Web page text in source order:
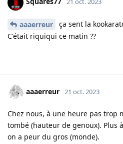
aaaerreur
ça sent la
C'était riquiqui ce matin ??
aaaerreur 21 oct. 2023
Chez nous, à une heure pas trop
tombé (hauteur de genoux). Plus
on a peur du gros (monde).